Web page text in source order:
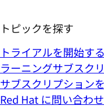
トピックを探す
トライアルを開始する
ラーニングサブスク
サブスクリプション
Red Hat に問い合わ